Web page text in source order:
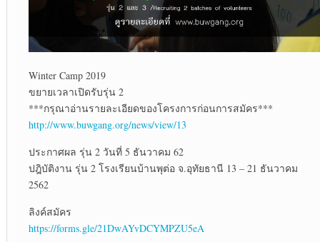
Winter​ Camp 2019​
ขยายเวลาเปิดรับรุ่น 2
***กรุณาอ่านรายละเอียดของโครงการก่อนการสมัคร***
http://www.buwgang.org/news/view/13
ประกาศผล รุ่น 2 วันที่ 5 ธันวาคม 62
ปฎิบัติงาน รุ่น 2 โรงเรียนบ้านพุต่อ จ.อุทัยธานี 13 – 21 ธันวาคม
2562
ลิงค์สมัคร
https://forms.gle/21DwAYvDCYMPZU5eA